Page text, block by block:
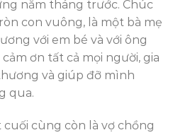
năm tháng trước. Chúc
con vuông, là một bà mẹ
với em bé và với ông
ơn tất cả mọi người, gia
và giúp đỡ mình
qua.
cuối cùng còn là vợ chồng